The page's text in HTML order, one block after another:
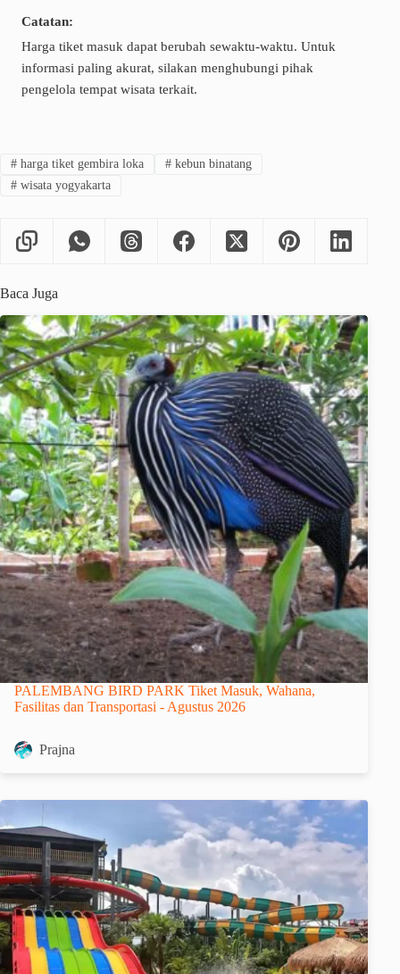
Catatan:
Harga tiket masuk dapat berubah sewaktu-waktu. Untuk
informasi paling akurat, silakan menghubungi pihak
pengelola tempat wisata terkait.
#harga tiket gembira loka #kebun binatang
#wisata yogyakarta
Baca Juga
PALEMBANG BIRD PARK Tiket Masuk, Wahana,
Fasilitas dan Transportasi - Agustus 2026
Prajna